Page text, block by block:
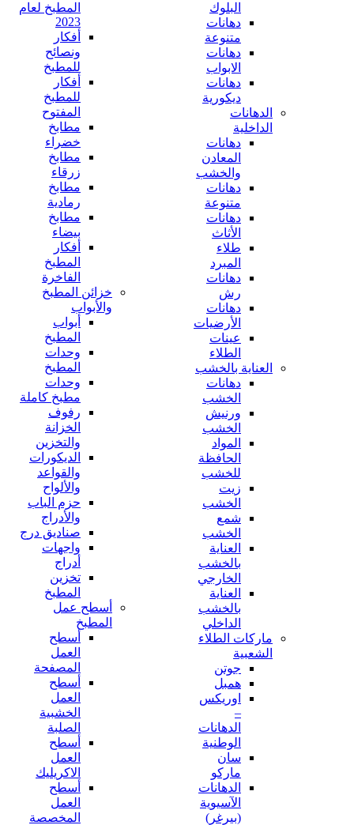
البلوك
دهانات
متنوعة
دهانات
الابواب
دهانات
ديكورية
الدهانات
الداخلية
دهانات
المعادن
والخشب
دهانات
متنوعة
دهانات
الأثاث
طلاء
المبرد
دهانات
رش
دهانات
الأرضيات
عينات
الطلاء
العناية بالخشب
دهانات
الخشب
ورنيش
الخشب
المواد
الحافظة
للخشب
زيت
الخشب
شمع
الخشب
العناية
بالخشب
الخارجي
العناية
بالخشب
الداخلي
ماركات الطلاء
الشعبية
جوتن
همبل
اوريكس
–
الدهانات
الوطنية
سان
ماركو
الدهانات
الآسيوية
(بيرغر)
المطبخ لعام
2023
أفكار
ونصائح
للمطبخ
أفكار
للمطبخ
المفتوح
مطابخ
خضراء
مطابخ
زرقاء
مطابخ
رمادية
مطابخ
بيضاء
أفكار
المطبخ
الفاخرة
خزائن المطبخ
والأبواب
أبواب
المطبخ
وحدات
المطبخ
وحدات
مطبخ كاملة
رفوف
الخزانة
والتخزين
الديكورات
والقواعد
والألواح
حزم الباب
والأدراج
صناديق درج
واجهات
أدراج
تخزين
المطبخ
أسطح عمل
المطبخ
أسطح
العمل
المصفحة
أسطح
العمل
الخشبية
الصلبة
أسطح
العمل
الاكريليك
أسطح
العمل
المخصصة